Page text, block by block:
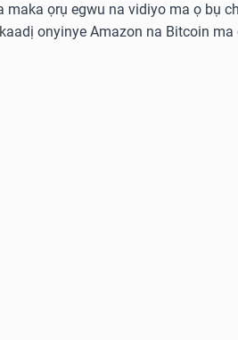
ọrụ egwu na vidiyo ma ọ bụ
onyinye Amazon na Bitcoin